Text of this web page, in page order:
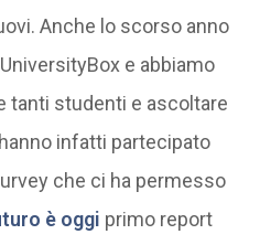
Anche lo scorso anno
e abbiamo
tanti studenti e ascoltare
infatti partecipato
che ci ha permesso
è oggi primo report